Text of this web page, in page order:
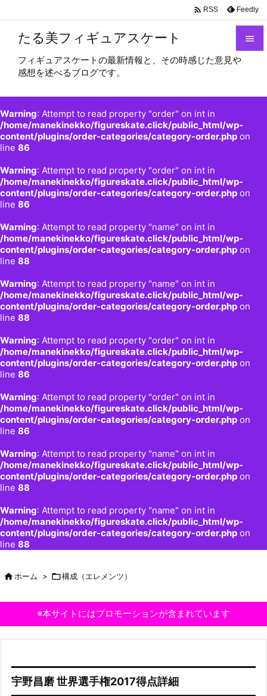
たる美フィギュアスケート
フィギュアスケートの最新情報と、その時感じた意見や
感想を述べるブログです。
Warning: Attempt to read property "order" on int in
/home/manekinekko/figureskate.click/public_html/wp-
content/plugins/order-categories/category-order.php on
line 86
Warning: Attempt to read property "order" on int in
/home/manekinekko/figureskate.click/public_html/wp-
content/plugins/order-categories/category-order.php on
line 86
Warning: Attempt to read property "name" on int in
/home/manekinekko/figureskate.click/public_html/wp-
content/plugins/order-categories/category-order.php on
line 88
Warning: Attempt to read property "name" on int in
/home/manekinekko/figureskate.click/public_html/wp-
content/plugins/order-categories/category-order.php on
line 88
Warning: Attempt to read property "order" on int in
/home/manekinekko/figureskate.click/public_html/wp-
content/plugins/order-categories/category-order.php on
line 86
Warning: Attempt to read property "order" on int in
/home/manekinekko/figureskate.click/public_html/wp-
content/plugins/order-categories/category-order.php on
line 86
Warning: Attempt to read property "name" on int in
/home/manekinekko/figureskate.click/public_html/wp-
content/plugins/order-categories/category-order.php on
line 88
Warning: Attempt to read property "name" on int in
/home/manekinekko/figureskate.click/public_html/wp-
content/plugins/order-categories/category-order.php on
line 88


前へ

 RSS Feedly
ホーム > 構成（エレメンツ）
※本サイトにはプロモーションが含まれています
宇野昌磨 世界選手権2017得点詳細